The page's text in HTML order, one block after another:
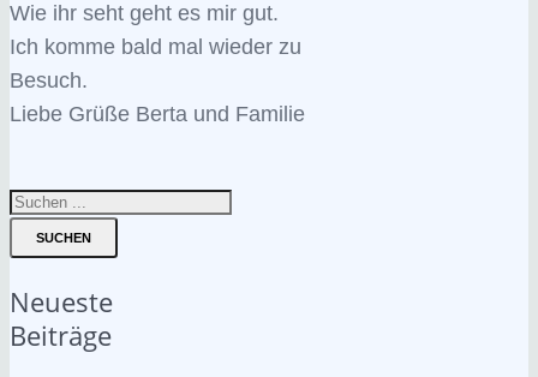
Wie ihr seht geht es mir gut.
Ich komme bald mal wieder zu
Besuch.
Liebe Grüße Berta und Familie
SUCHEN
Neueste
Beiträge